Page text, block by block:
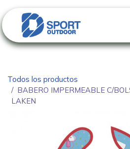
Todos los productos
BABERO IMPERMEABLE C/
LAKEN